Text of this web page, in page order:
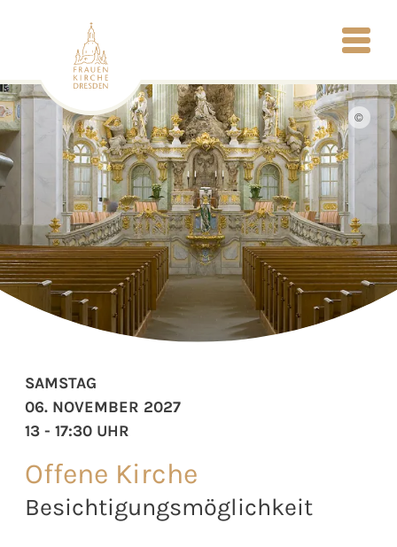
©
Offene Kirche
Besichtigungsmöglichkeit
SAMSTAG
06. NOVEMBER 2027
13 - 17:30 UHR